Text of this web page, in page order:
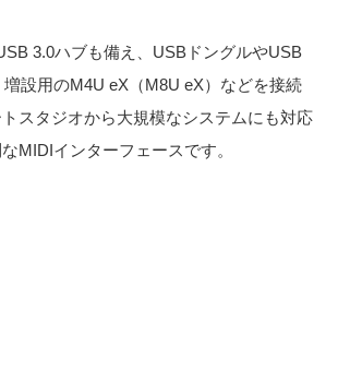
3.0ハブも備え、USBドングルやUSB
設用のM4U eX（M8U eX）などを接続
スタジオから大規模なシステムにも対応
MIDIインターフェースです。